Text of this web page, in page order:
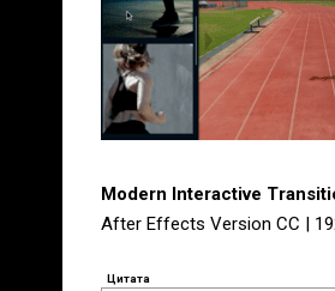
Modern Interactive
After Effects Version CC |
Цитата